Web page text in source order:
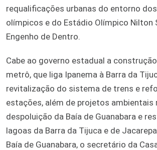
requalificações urbanas do entorno
olímpicos e do Estádio Olímpico Nilton
Engenho de Dentro.
Cabe ao governo estadual a
metrô, que liga Ipanema à Barra da
revitalização do sistema de trens e
estações, além de projetos ambientais
despoluição da Baía de Guanabara e
lagoas da Barra da Tijuca e de
Baía de Guanabara, o secretário da